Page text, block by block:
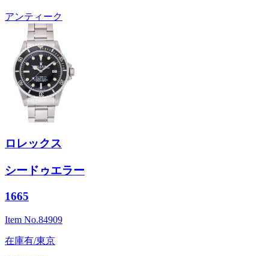
アンティーク
ロレックス
シードゥエラー
1665
Item No.84909
在庫有/東京